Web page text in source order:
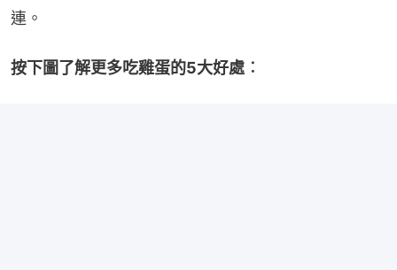
連。
按下圖了解更多吃雞蛋的5大好處︰